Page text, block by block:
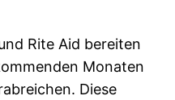
Rite Aid bereiten
Monaten
Diese